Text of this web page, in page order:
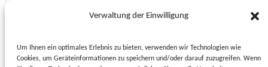
Verwaltung der Einwilligung
Um Ihnen ein optimales Erlebnis zu bieten, verwenden wir Technologien wie
Cookies, um Geräteinformationen zu speichern und/oder darauf zuzugreifen. Wenn
Glockenhofcenter, Leutloffstraße, 44